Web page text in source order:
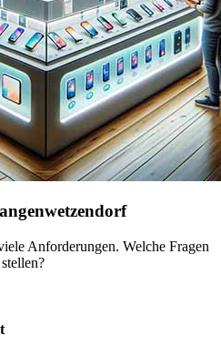
Anforderungen. Welche Fragen